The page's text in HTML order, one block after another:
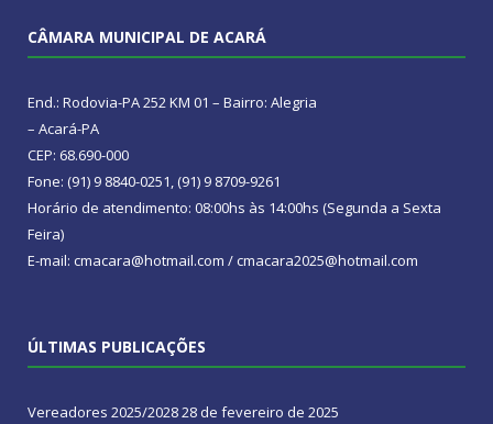
CÂMARA MUNICIPAL DE ACARÁ
End.: Rodovia-PA 252 KM 01 – Bairro: Alegria
– Acará-PA
CEP: 68.690-000
Fone: (91) 9 8840-0251, (91) 9 8709-9261
Horário de atendimento: 08:00hs às 14:00hs (Segunda a Sexta
Feira)
E-mail: cmacara@hotmail.com / cmacara2025@hotmail.com
ÚLTIMAS PUBLICAÇÕES
Vereadores 2025/202828 de fevereiro de 2025